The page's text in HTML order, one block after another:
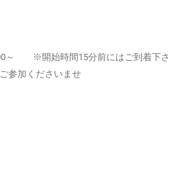
～ ※開始時間15分前にはご到着下さ
参加くださいませ